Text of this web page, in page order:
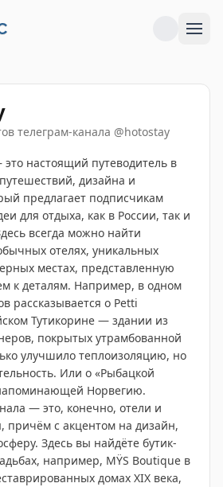
телеграм-канала @hotostay
настоящий путеводитель в
дизайна и
предлагает подписчикам
для отдыха, как в России, так и
всегда можно найти
отелях, уникальных
местах, представленную
к деталям. Например, в одном
рассказывается о Petti
Тутикорине — здании из
покрытых утрамбованной
улучшило теплоизоляцию, но
Или о «Рыбацкой
Норвегию.
— это, конечно, отели и
причём с акцентом на дизайн,
Здесь вы найдёте бутик-
например, MŸS Boutique в
домах XIX века,